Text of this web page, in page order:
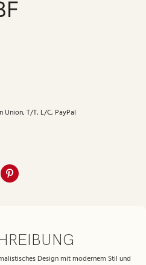
Union, T/T, L/C, PayPal
Design mit modernem Stil und